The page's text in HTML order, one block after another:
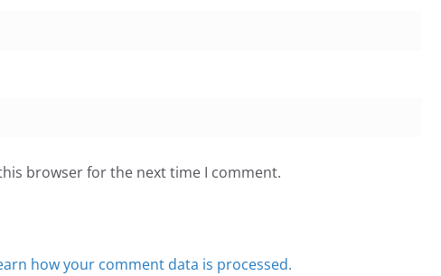
browser for the next time I comment.
how your comment data is processed.